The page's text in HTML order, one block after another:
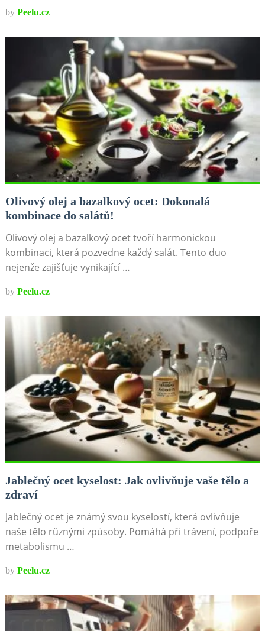
by Peelu.cz
Olivový olej a bazalkový ocet: Dokonalá
kombinace do salátů!
Olivový olej a bazalkový ocet tvoří harmonickou
kombinaci, která pozvedne každý salát. Tento duo
nejenže zajišťuje vynikající …
by Peelu.cz
Jablečný ocet kyselost: Jak ovlivňuje vaše tělo a
zdraví
Jablečný ocet je známý svou kyselostí, která ovlivňuje
naše tělo různými způsoby. Pomáhá při trávení, podpoře
metabolismu …
by Peelu.cz